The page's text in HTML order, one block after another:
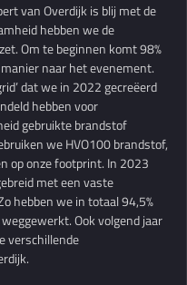
van Overdijk is blij met de
hebben we de
Om te beginnen komt 98%
naar het evenement.
dat we in 2022 gecreëerd
hebben voor
gebruikte brandstof
we HVO100 brandstof,
op onze footprint. In 2023
met een vaste
hebben we in totaal 94,5%
Ook volgend jaar
verschillende